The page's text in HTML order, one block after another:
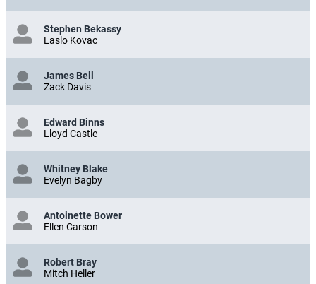
Stephen Bekassy
Laslo Kovac
James Bell
Zack Davis
Edward Binns
Lloyd Castle
Whitney Blake
Evelyn Bagby
Antoinette Bower
Ellen Carson
Robert Bray
Mitch Heller